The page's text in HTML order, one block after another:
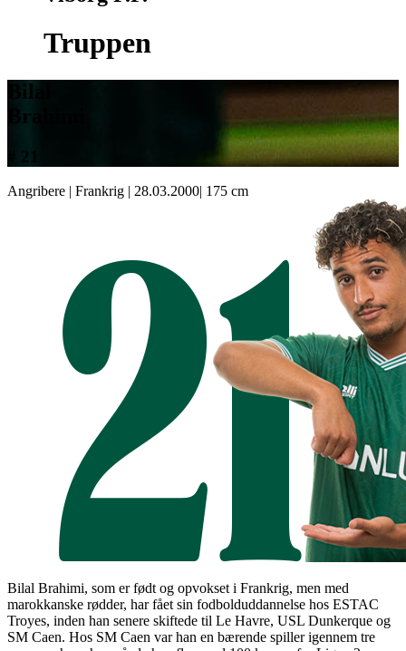
Truppen
Bilal
Brahimi
# 21
Angribere | Frankrig | 28.03.2000| 175 cm
Bilal Brahimi, som er født og opvokset i Frankrig, men med
marokkanske rødder, har fået sin fodbolduddannelse hos ESTAC
Troyes, inden han senere skiftede til Le Havre, USL Dunkerque og
SM Caen. Hos SM Caen var han en bærende spiller igennem tre